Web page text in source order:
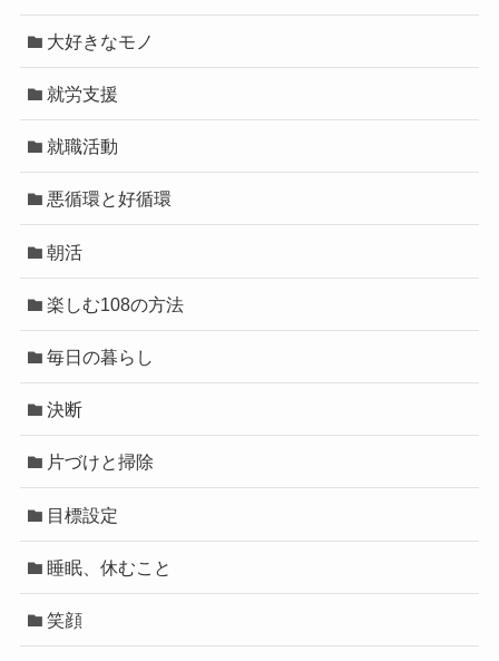
大好きなモノ
就労支援
就職活動
悪循環と好循環
朝活
楽しむ108の方法
毎日の暮らし
決断
片づけと掃除
目標設定
睡眠、休むこと
笑顔